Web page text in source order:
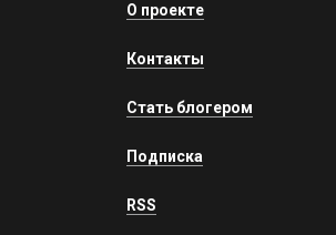
О проекте
Контакты
Стать блогером
Подписка
RSS